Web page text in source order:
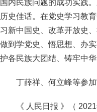
国内民族问题的成功实践
历史佳话。在党史学习教
习新中国史、改革开放史
做到学党史、悟思想、办
护各民族大团结、铸牢中
丁薛祥、何立峰等参加
《 人民日报 》（